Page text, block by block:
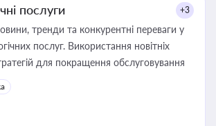
послуги +3
тренди та конкурентні переваги у
послуг. Використання новітніх
та стратегій для покращення обслуговування